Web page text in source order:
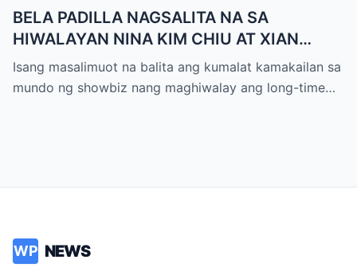
BELA PADILLA NAGSALITA NA SA
HIWALAYAN NINA KIM CHIU AT XIAN
LIM,!BUONG DETALYE ALAMIN
Isang masalimuot na balita ang kumalat kamakailan sa
mundo ng showbiz nang maghiwalay ang long-time…
WP NEWS